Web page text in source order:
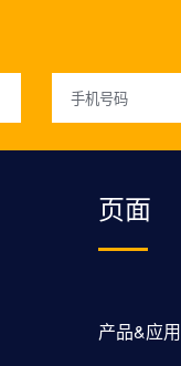
页面
产品&应用